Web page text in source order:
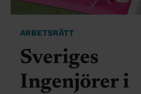
ARBETSRÄTT
Sveriges
Ingenjörer i